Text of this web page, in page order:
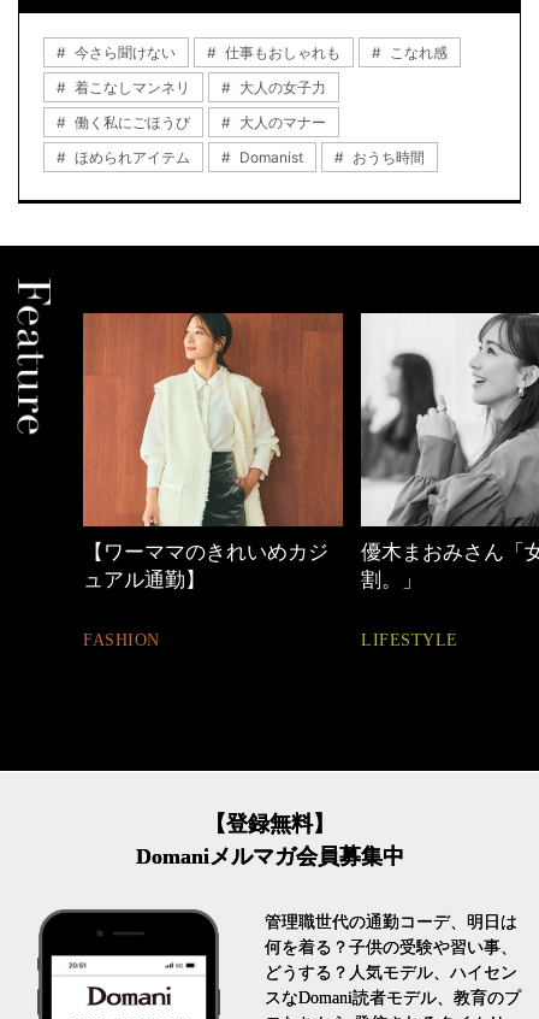
今さら聞けない 仕事もおしゃれも
こなれ感
着こなしマンネリ
大人の女子力
働く私にごほうび
大人のマナー
ほめられアイテム
Domanist おうち時間
優木まおみさん「女の時間
割。」
LIFESTYLE
心地よくいられる
とは
FASHION
【登録無料】
Domaniメルマガ会員募集中
管理職世代の通勤コーデ、明日は
何を着る？子供の受験や習い事、
どうする？人気モデル、ハイセン
スなDomani読者モデル、教育のプ